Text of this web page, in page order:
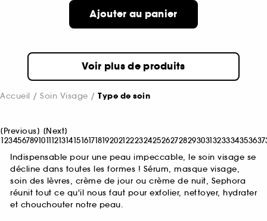
Ajouter au panier
Voir plus de produits
Accueil Soin Visage Type de soin
[Previous] [Next]
12345678910111213141516171819202122232425262728293031323334353637
Indispensable pour une peau impeccable, le soin visage se
décline dans toutes les formes ! Sérum, masque visage,
soin des lèvres, crème de jour ou crème de nuit, Sephora
réunit tout ce qu'il nous faut pour exfolier, nettoyer, hydrater
et chouchouter notre peau.